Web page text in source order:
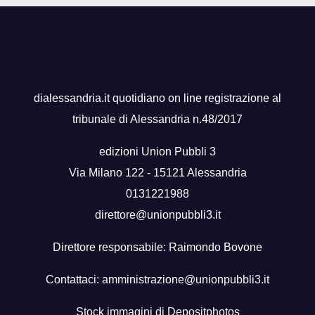
dialessandria.it quotidiano on line registrazione al
tribunale di Alessandria n.48/2017
edizioni Union Pubbli 3
Via Milano 122 - 15121 Alessandria
0131221988
direttore@unionpubbli3.it
Direttore responsabile: Raimondo Bovone
Contattaci: amministrazione@unionpubbli3.it
Stock immagini di Depositphotos